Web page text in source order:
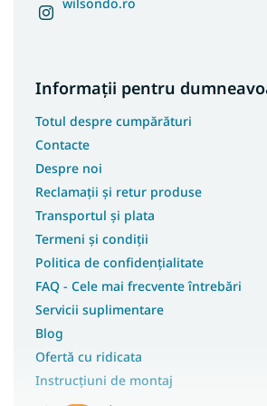
Covoare 180x250
Covoare 250x350
Covoare 200x200
Covoare 240x340
Covoare 400x400
Covoare 120x90
Covoare 150x210
Informații pentru
Totul despre cumpărături
Contacte
Despre noi
Reclamații și retur produse
Transportul și plata
Termeni și condiții
Politica de confidențialitate
FAQ - Cele mai frecvente întrebări
Servicii suplimentare
Blog
Ofertă cu ridicata
Instrucțiuni de montaj